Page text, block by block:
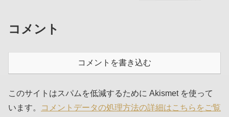
コメント
コメントを書き込む
このサイトはスパムを低減するために Akismet を使って
います。
コメントデータの処理方法の詳細はこちらをご覧